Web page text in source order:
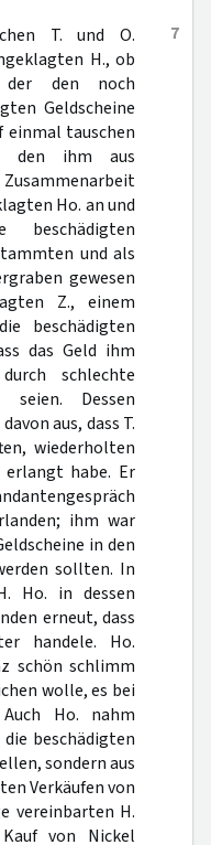
7
T. und O.
H., ob
den noch
Geldscheine
einmal tauschen
den ihm aus
Ho. an und
und als
gewesen
Z., einem
beschädigten
das Geld ihm
schlechte
seien. Dessen
aus, dass T.
wiederholten
erlangt habe. Er
ihm war
in den
sollten. In
Ho. in dessen
erneut, dass
handele. Ho.
schön schlimm
wolle, es bei
Ho. nahm
beschädigten
sondern aus
Verkäufen von
vereinbarten H.
von Nickel